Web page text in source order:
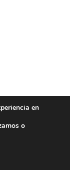
en
o